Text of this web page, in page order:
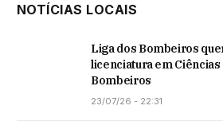
NOTÍCIAS LOCAIS
Liga dos Bombeiros
licenciatura em
Bombeiros
23/07/26 - 22:31